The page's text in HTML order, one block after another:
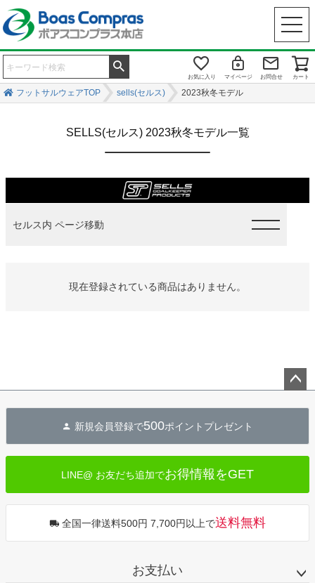
お気に入り マイページ お問合せ カート
フットサルウェアTOP sells(セルス) 2023秋冬モデル
SELLS(セルス) 2023秋冬モデル一覧
セルス内 ページ移動
現在登録されている商品はありません。
へ
新規会員登録で500ポイントプレゼント
LINE@ お友だち追加でお得情報をGET
全国一律送料500円 7,700円以上で送料無料
お支払い